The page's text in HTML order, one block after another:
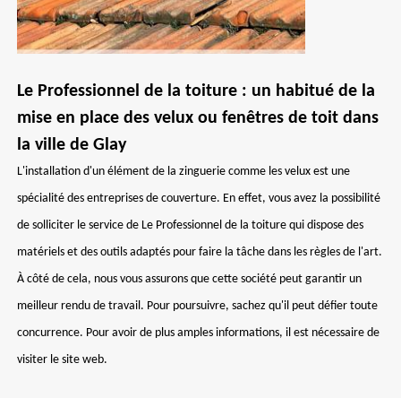
Le Professionnel de la toiture : un habitué de la
mise en place des velux ou fenêtres de toit dans
la ville de Glay
L'installation d'un élément de la zinguerie comme les velux est une
spécialité des entreprises de couverture. En effet, vous avez la possibilité
de solliciter le service de Le Professionnel de la toiture qui dispose des
matériels et des outils adaptés pour faire la tâche dans les règles de l'art.
À côté de cela, nous vous assurons que cette société peut garantir un
meilleur rendu de travail. Pour poursuivre, sachez qu'il peut défier toute
concurrence. Pour avoir de plus amples informations, il est nécessaire de
visiter le site web.